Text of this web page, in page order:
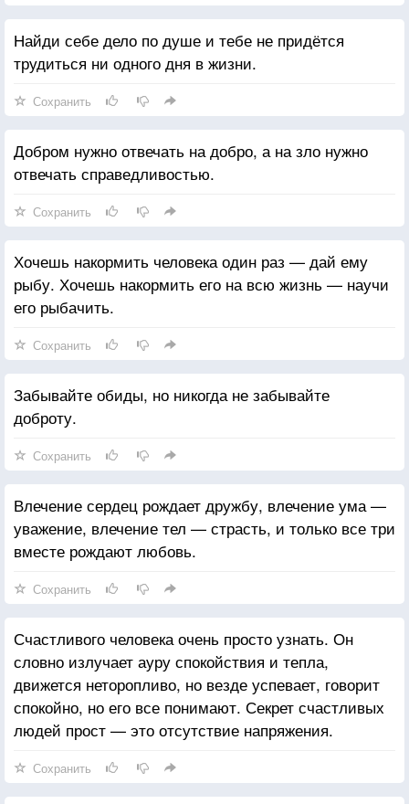
Найди себе дело по душе и тебе не придётся
трудиться ни одного дня в жизни.
Сохранить
Добром нужно отвечать на добро, а на зло нужно
отвечать справедливостью.
Сохранить
Хочешь накормить человека один раз — дай ему
рыбу. Хочешь накормить его на всю жизнь — научи
его рыбачить.
Сохранить
Забывайте обиды, но никогда не забывайте
доброту.
Сохранить
Влечение сердец рождает дружбу, влечение ума —
уважение, влечение тел — страсть, и только все три
вместе рождают любовь.
Сохранить
Счастливого человека очень просто узнать. Он
словно излучает ауру спокойствия и тепла,
движется неторопливо, но везде успевает, говорит
спокойно, но его все понимают. Секрет счастливых
людей прост — это отсутствие напряжения.
Сохранить